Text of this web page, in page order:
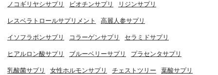
ノコギリヤシサプリ ビオチンサプリ リジンサプリ
レスベラトロールサプリメント 高麗人参サプリ
イソフラボンサプリ コラーゲンサプリ セラミドサプリ
ヒアルロン酸サプリ ブルーベリーサプリ プラセンタサプリ
乳酸菌サプリ 女性ホルモンサプリ チェストツリー 葉酸サプリ